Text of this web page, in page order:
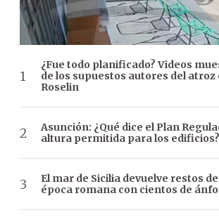
¿Fue todo planificado? Videos
de los supuestos autores del atroz
Roselin
Asunción: ¿Qué dice el Plan
altura permitida para los edificios?
El mar de Sicilia devuelve restos
época romana con cientos de